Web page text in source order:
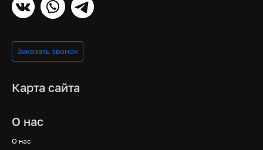
Заказать звонок
Карта сайта
О нас
О нас